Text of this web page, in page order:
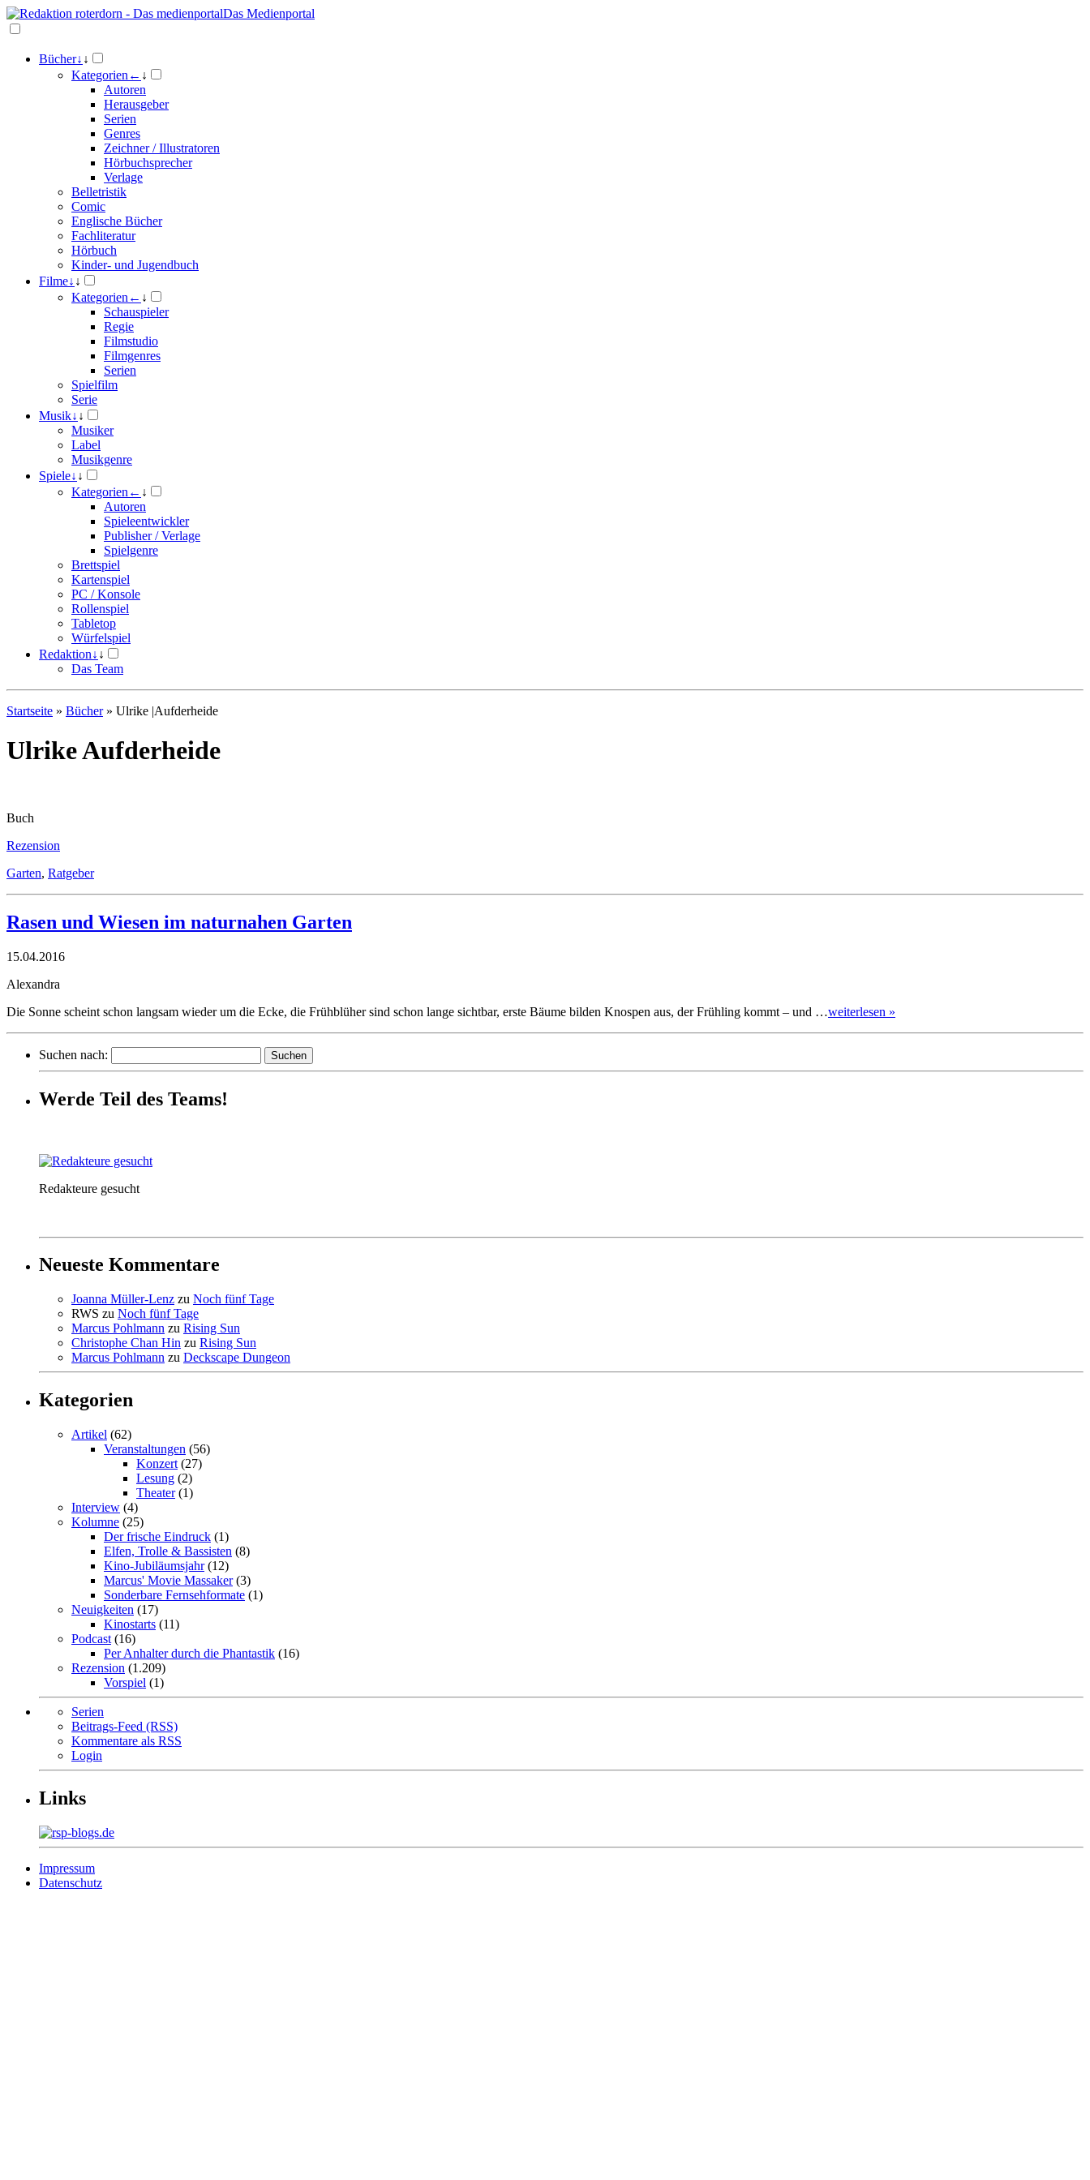
Das Medienportal
Bücher↓ ↓
Kategorien ← ↓
Autoren
Herausgeber
Serien
Genres
Zeichner / Illustratoren
Hörbuchsprecher
Verlage
Belletristik
Comic
Englische Bücher
Fachliteratur
Hörbuch
Kinder- und Jugendbuch
Filme↓ ↓
Kategorien ← ↓
Schauspieler
Regie
Filmstudio
Filmgenres
Serien
Spielfilm
Serie
Musik↓ ↓
Musiker
Label
Musikgenre
Spiele↓ ↓
Kategorien ← ↓
Autoren
Spieleentwickler
Publisher / Verlage
Spielgenre
Brettspiel
Kartenspiel
PC / Konsole
Rollenspiel
Tabletop
Würfelspiel
Redaktion↓ ↓
Das Team
Startseite » Bücher» Ulrike |Aufderheide
Ulrike Aufderheide
Buch
Rezension
Garten, Ratgeber
Rasen und Wiesen im naturnahen Garten
15.04.2016
Alexandra
Die Sonne scheint schon langsam wieder um die Ecke, die Frühblüher sind schon lange sichtbar, erste Bäume bilden Knospen aus, der Frühling kommt – und …weiterlesen »
Suchen nach:
Werde Teil des Teams!
Redakteure gesucht
Neueste Kommentare
Joanna Müller-Lenz zu Noch fünf Tage
RWS zu Noch fünf Tage
Marcus Pohlmann zu Rising Sun
Christophe Chan Hin zu Rising Sun
Marcus Pohlmann zu Deckscape Dungeon
Kategorien
Artikel (62)
Veranstaltungen (56)
Konzert (27)
Lesung (2)
Theater(1)
Interview (4)
Kolumne (25)
Der frische Eindruck (1)
Elfen, Trolle & Bassisten (8)
Kino-Jubiläumsjahr(12)
Marcus' Movie Massaker(3)
Sonderbare Fernsehformate (1)
Neuigkeiten (17)
Kinostarts (11)
Podcast (16)
Per Anhalter durch die Phantastik (16)
Rezension (1.209)
Vorspiel (1)
Serien
Beitrags-Feed (RSS)
Kommentare als RSS
Login
Links
Impressum
Datenschutz